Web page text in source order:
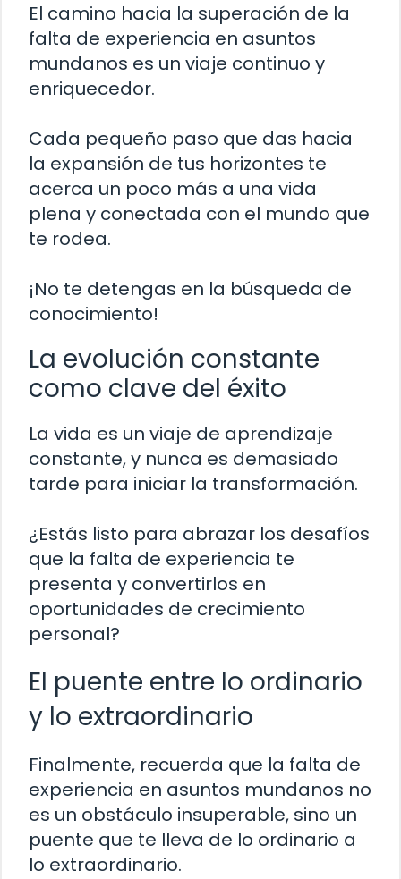
El camino hacia la superación de la
falta de experiencia en asuntos
mundanos es un viaje continuo y
enriquecedor.
Cada pequeño paso que das hacia
la expansión de tus horizontes te
acerca un poco más a una vida
plena y conectada con el mundo que
te rodea.
¡No te detengas en la búsqueda de
conocimiento!
La evolución constante
como clave del éxito
La vida es un viaje de aprendizaje
constante, y nunca es demasiado
tarde para iniciar la transformación.
¿Estás listo para abrazar los desafíos
que la falta de experiencia te
presenta y convertirlos en
oportunidades de crecimiento
personal?
El puente entre lo ordinario
y lo extraordinario
Finalmente, recuerda que la falta de
experiencia en asuntos mundanos no
es un obstáculo insuperable, sino un
puente que te lleva de lo ordinario a
lo extraordinario.